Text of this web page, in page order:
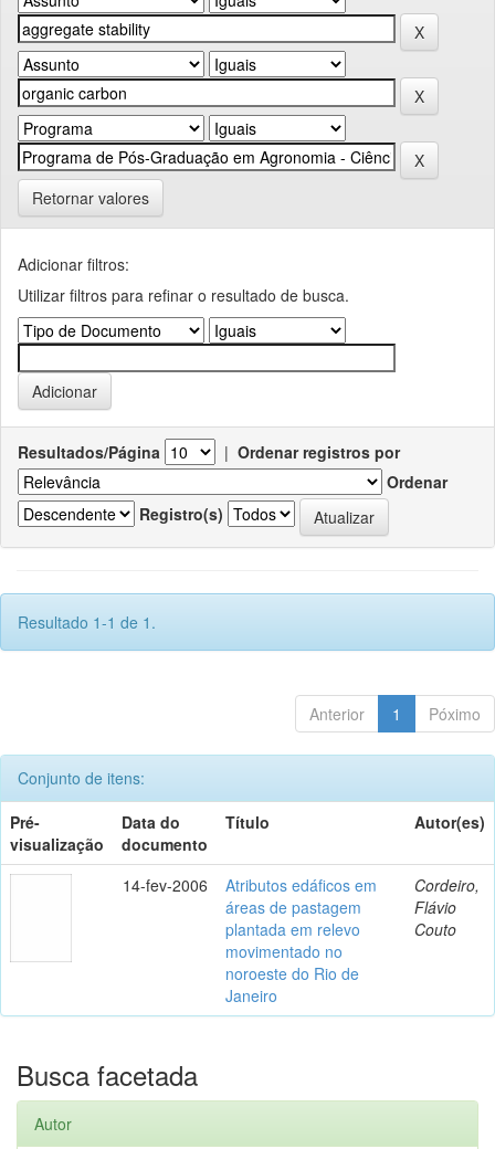
Retornar valores
Adicionar filtros:
Utilizar filtros para refinar o resultado de busca.
Resultados/Página | Ordenar registros por
Ordenar
Registro(s)
Resultado 1-1 de 1.
Anterior 1 Póximo
Conjunto de itens:
Pré-
visualização
Data do
documento
Título Autor(es)
14-fev-2006
Atributos edáficos em
áreas de pastagem
plantada em relevo
movimentado no
noroeste do Rio de
Janeiro
Cordeiro,
Flávio
Couto
Busca facetada
Autor